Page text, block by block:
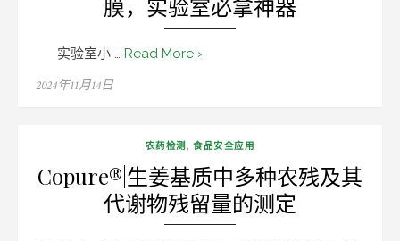
膜，实验室必拿神器
实验室小 … Read More ›
Posted
2024年11月14日
农药检测 , 食品安全应用
Copure®|生姜基质中多种农残及其
代谢物残留量的测定